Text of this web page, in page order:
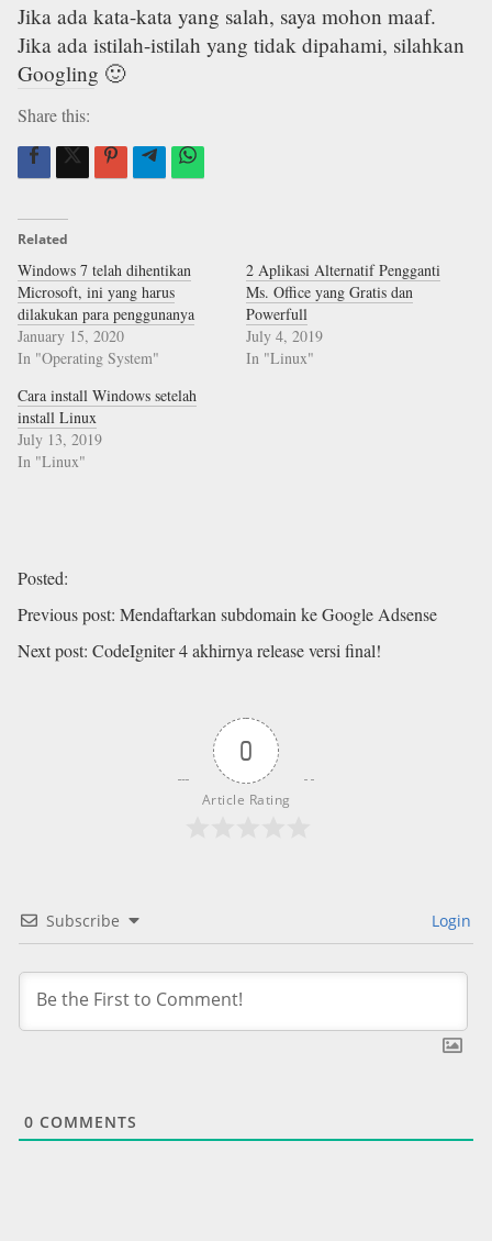
Jika ada kata-kata yang salah, saya mohon maaf.
Jika ada istilah-istilah yang tidak dipahami, silahkan
Googling 🙂
Share this:
Related
Windows 7 telah dihentikan
Microsoft, ini yang harus
dilakukan para penggunanya
January 15, 2020
In "Operating System"
2 Aplikasi Alternatif Pengganti
Ms. Office yang Gratis dan
Powerfull
July 4, 2019
In "Linux"
Cara install Windows setelah
install Linux
July 13, 2019
In "Linux"
Posted:
Previous post: Mendaftarkan subdomain ke Google Adsense
Next post: CodeIgniter 4 akhirnya release versi final!
0
Article Rating
Subscribe Login
0 COMMENTS